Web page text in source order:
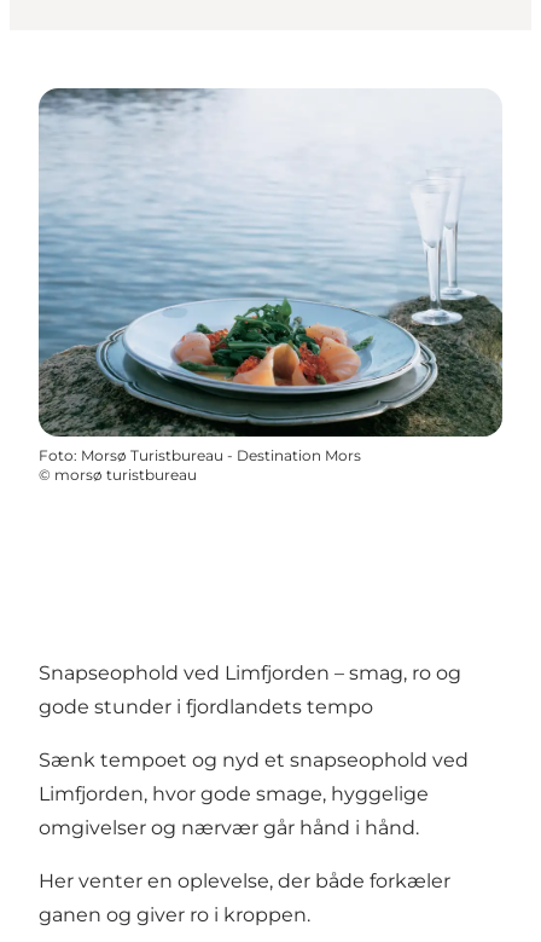
Foto: Morsø Turistbureau - Destination Mors
© morsø turistbureau
Snapseophold ved Limfjorden – smag, ro og
gode stunder i fjordlandets tempo
Sænk tempoet og nyd et snapseophold ved
Limfjorden, hvor gode smage, hyggelige
omgivelser og nærvær går hånd i hånd.
Her venter en oplevelse, der både forkæler
ganen og giver ro i kroppen.